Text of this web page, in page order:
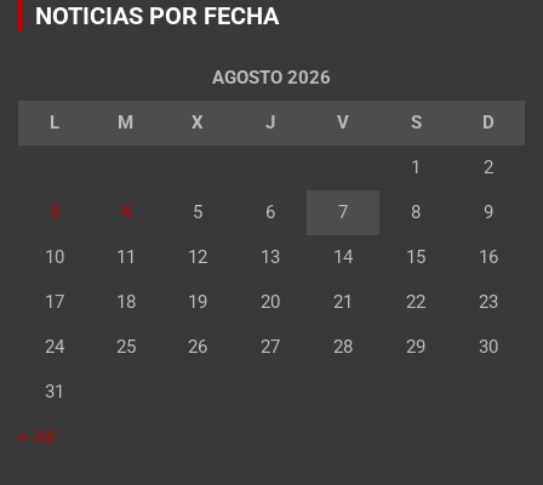
NOTICIAS POR FECHA
AGOSTO 2026
L M X J V S D
1 2
3 4 5 6 7 8 9
10 11 12 13 14 15 16
17 18 19 20 21 22 23
24 25 26 27 28 29 30
31
« Jul